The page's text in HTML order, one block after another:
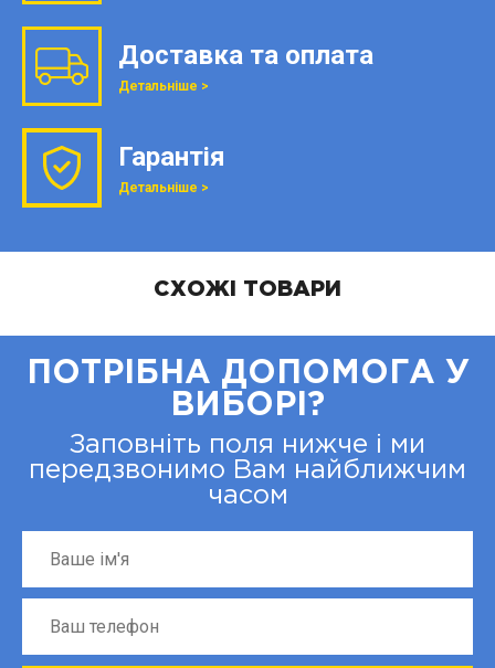
Доставка та оплата
Детальніше >
Гарантія
Детальніше >
СХОЖІ ТОВАРИ
ПОТРІБНА ДОПОМОГА У
ВИБОРІ?
Заповніть поля нижче і ми
передзвонимо Вам найближчим
часом